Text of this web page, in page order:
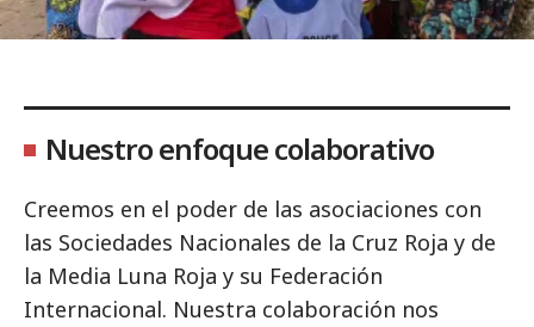
Nuestro enfoque colaborativo
Creemos en el poder de las asociaciones con
las Sociedades Nacionales de la Cruz Roja y de
la Media Luna Roja y su Federación
Internacional. Nuestra colaboración nos